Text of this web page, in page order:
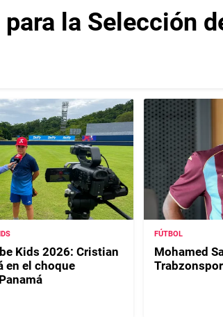
la Selección
Kids 2026: Cristian
en el choque
FÚTBOL
Mohamed